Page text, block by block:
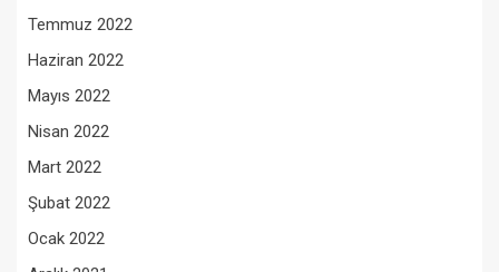
Temmuz 2022
Haziran 2022
Mayıs 2022
Nisan 2022
Mart 2022
Şubat 2022
Ocak 2022